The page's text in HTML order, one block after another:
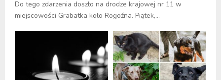
Do tego zdarzenia doszło na drodze krajowej nr 11 w
miejscowości Grabatka koło Rogoźna. Piątek,...